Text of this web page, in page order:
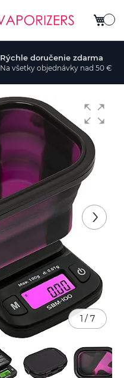
Môj
Rýchle doručenie zdarma
Na všetky objednávky nad 50 €
1 / 7